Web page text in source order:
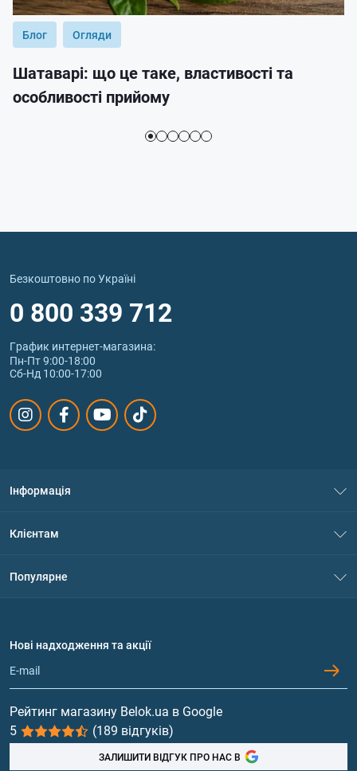
Блог Огляди
Шатаварі: що це таке, властивості та
особливості прийому
Безкоштовно по Україні
0 800 339 712
График интернет‑магазина:
Пн-Пт 9:00-18:00
Сб-Нд 10:00-17:00
Інформація
Політика конфіденційності
Обмін та повернення
Клієнтам
Популярне
Протеїн
Гейнери
Вітаміни та мінерали
Риб'ячий жир, жирні кислоти
Нові надходження та акції
Рейтинг магазину Belok.ua в Google
5
(189 відгуків)
ЗАЛИШИТИ ВІДГУК ПРО НАС В